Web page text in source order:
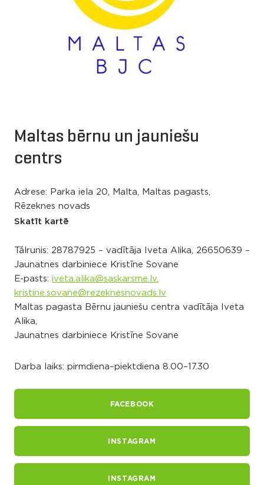
Maltas bērnu un jauniešu
centrs
Adrese: Parka iela 20, Malta, Maltas pagasts,
Rēzeknes novads
Skatīt kartē
Tālrunis: 28787925 – vadītāja Iveta Alika, 26650639 –
Jaunatnes darbiniece Kristīne Sovane
E-pasts: iveta.alika@saskarsme.lv,
kristine.sovane@rezeknesnovads.lv
Maltas pagasta Bērnu jauniešu centra vadītāja Iveta
Alika,
Jaunatnes darbiniece Kristīne Sovane
Darba laiks: pirmdiena–piektdiena 8.00–17.30
FACEBOOK
INSTAGRAM
INSTAGRAM